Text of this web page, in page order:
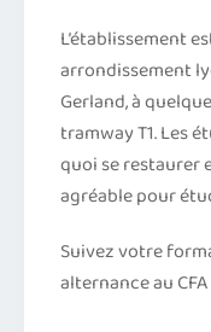
L’établissement
arrondissement
Gerland, à
tramway T1. Les
quoi se restaurer
agréable pour
Suivez votre
alternance au